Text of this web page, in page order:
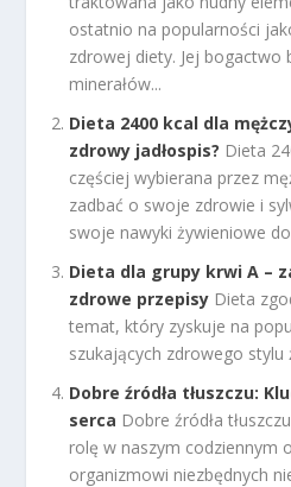
ostatnio na popularności
zdrowej diety. Jej bogactwo
minerałów...
Dieta 2400 kcal dla
zdrowy jadłospis? Dieta
częściej wybierana przez
zadbać o swoje zdrowie i
swoje nawyki żywieniowe
Dieta dla grupy krwi A –
zdrowe przepisy Dieta
temat, który zyskuje na
szukających zdrowego stylu
Dobre źródła tłuszczu:
serca Dobre źródła
rolę w naszym codziennym
organizmowi niezbędnych